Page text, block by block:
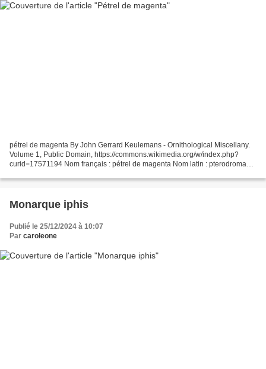
pétrel de magenta By John Gerrard Keulemans - Ornithological Miscellany.
Volume 1, Public Domain, https://commons.wikimedia.org/w/index.php?
curid=17571194 Nom français : pétrel de magenta Nom latin : pterodroma
Monarque iphis
Publié le 25/12/2024 à 10:07
Par caroleone